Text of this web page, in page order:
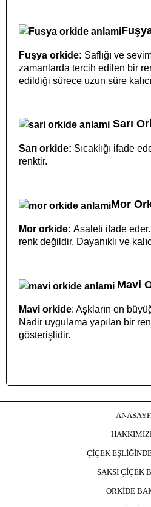
Fuşya orkide: Saflığı ve
zamanlarda tercih edilen bir
edildiği sürece uzun süre
Sarı
Sarı orkide: Sıcaklığı ifade
renktir.
Mor
Mor orkide: Asaleti ifade
renk değildir. Dayanıklı ve
Mavi
Mavi orkide: Aşkların en
Nadir uygulama yapılan bir
gösterişlidir.
ÇİÇEK
SAKSI ÇİÇEK
ORKİDE